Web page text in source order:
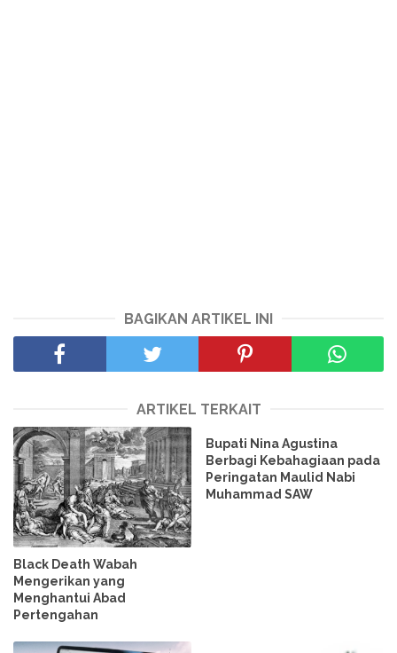
BAGIKAN ARTIKEL INI
ARTIKEL TERKAIT
Black Death Wabah
Mengerikan yang
Menghantui Abad
Pertengahan
Bupati Nina Agustina
Berbagi Kebahagiaan pada
Peringatan Maulid Nabi
Muhammad SAW